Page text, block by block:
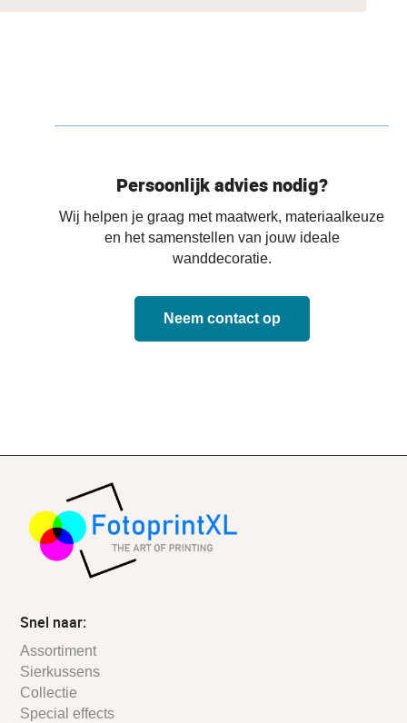
Persoonlijk advies nodig?
Wij helpen je graag met maatwerk, materiaalkeuze
en het samenstellen van jouw ideale
wanddecoratie.
Neem contact op
Snel naar:
Assortiment
Sierkussens
Collectie
Special effects